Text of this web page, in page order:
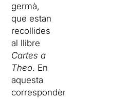
germà,
que estan
recollides
al llibre
Cartes a
Theo. En
aquesta
correspondència